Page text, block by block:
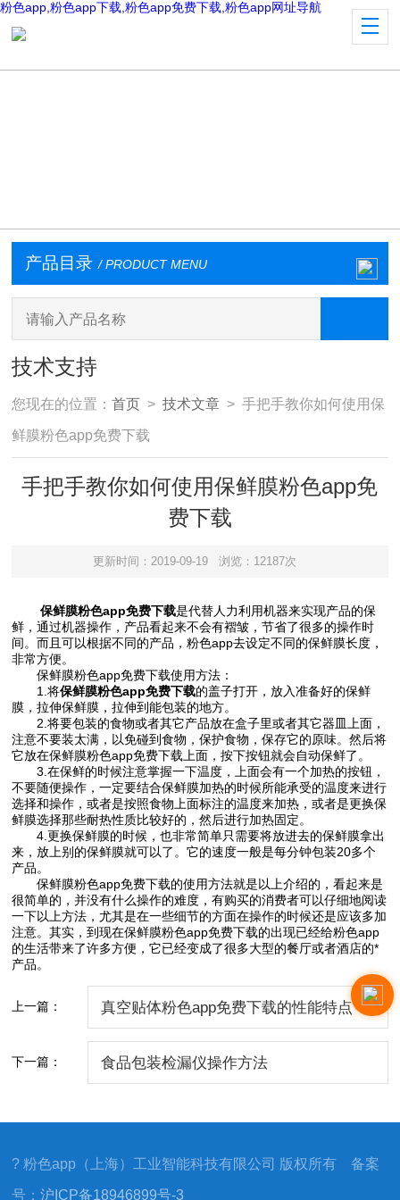
粉色app,粉色app下载,粉色app免费下载,粉色app网址导航
产品目录 / PRODUCT MENU
技术支持
您现在的位置：首页 >技术文章 > 手把手教你如何使用保
鲜膜粉色app免费下载
手把手教你如何使用保鲜膜粉色app免
费下载
更新时间：2019-09-19 浏览：12187次
保鲜膜粉色app免费下载是代替人力利用机器来实现产品的保
鲜，通过机器操作，产品看起来不会有褶皱，节省了很多的操作时
间。而且可以根据不同的产品，粉色app去设定不同的保鲜膜长度，
非常方便。
保鲜膜粉色app免费下载使用方法：
1.将保鲜膜粉色app免费下载的盖子打开，放入准备好的保鲜
膜，拉伸保鲜膜，拉伸到能包装的地方。
2.将要包装的食物或者其它产品放在盒子里或者其它器皿上面，
注意不要装太满，以免碰到食物，保护食物，保存它的原味。然后将
它放在保鲜膜粉色app免费下载上面，按下按钮就会自动保鲜了。
3.在保鲜的时候注意掌握一下温度，上面会有一个加热的按钮，
不要随便操作，一定要结合保鲜膜加热的时候所能承受的温度来进行
选择和操作，或者是按照食物上面标注的温度来加热，或者是更换保
鲜膜选择那些耐热性质比较好的，然后进行加热固定。
4.更换保鲜膜的时候，也非常简单只需要将放进去的保鲜膜拿出
来，放上别的保鲜膜就可以了。它的速度一般是每分钟包装20多个
产品。
保鲜膜粉色app免费下载的使用方法就是以上介绍的，看起来是
很简单的，并没有什么操作的难度，有购买的消费者可以仔细地阅读
一下以上方法，尤其是在一些细节的方面在操作的时候还是应该多加
注意。其实，到现在保鲜膜粉色app免费下载的出现已经给粉色app
的生活带来了许多方便，它已经变成了很多大型的餐厅或者酒店的*
产品。
上一篇： 真空贴体粉色app免费下载的性能特点
下一篇： 食品包装检漏仪操作方法
? 粉色app（上海）工业智能科技有限公司 版权所有 备案
号：沪ICP备18946899号-3